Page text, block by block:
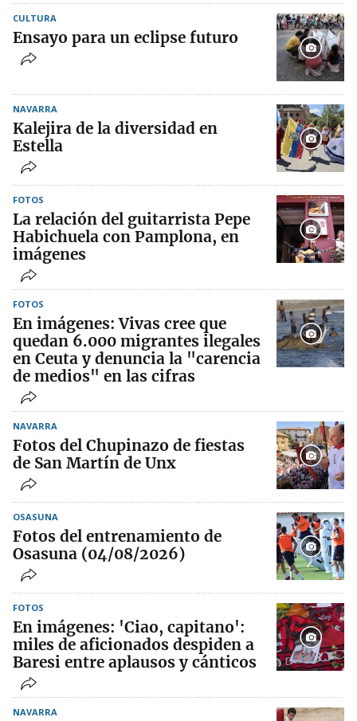
CULTURA
Ensayo para un eclipse futuro
NAVARRA
Kalejira de la diversidad en
Estella
FOTOS
La relación del guitarrista Pepe
Habichuela con Pamplona, en
imágenes
FOTOS
En imágenes: Vivas cree que
quedan 6.000 migrantes ilegales
en Ceuta y denuncia la "carencia
de medios" en las cifras
NAVARRA
Fotos del Chupinazo de fiestas
de San Martín de Unx
OSASUNA
Fotos del entrenamiento de
Osasuna (04/08/2026)
FOTOS
En imágenes: 'Ciao, capitano':
miles de aficionados despiden a
Baresi entre aplausos y cánticos
NAVARRA